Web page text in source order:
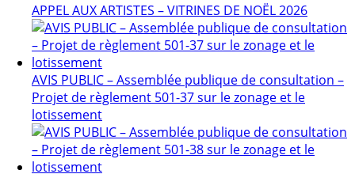
APPEL AUX ARTISTES – VITRINES DE NOËL 2026
AVIS PUBLIC – Assemblée publique de consultation –
Projet de règlement 501-37 sur le zonage et le
lotissement